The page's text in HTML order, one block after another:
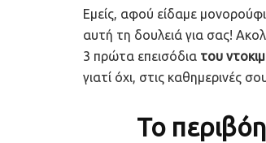
Εμείς, αφού είδαμε
αυτή τη δουλειά για σας!
3 πρώτα επεισόδια του
γιατί όχι, στις καθημερινές
Το